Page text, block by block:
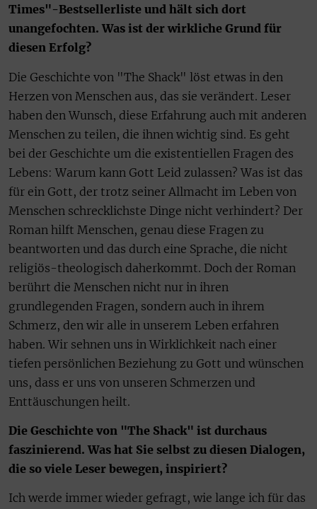
Times"-Bestsellerliste und hält sich dort
unangefochten. Was ist der wirkliche Grund für
diesen Erfolg?
Die Geschichte von "The Shack" löst etwas in den
Herzen von Menschen aus, das sie verändert. Leser
haben den Wunsch, diese Erfahrung auch mit anderen
Menschen zu teilen, die ihnen wichtig sind. Es geht
bei der Geschichte um die existentiellen Fragen des
Lebens: Warum kann Gott Leid zulassen? Was ist das
für ein Gott, der trotz seiner Allmacht im Leben von
Menschen schrecklichste Dinge nicht verhindert? Der
Roman hilft Menschen, genau diese Fragen zu
beantworten und das durch eine Sprache, die nicht
religiös-theologisch daherkommt. Doch der Roman
berührt die Menschen nicht nur in ihren
grundlegenden Fragen, sondern auch in ihrem
Schmerz, den wir alle in unserem Leben erfahren
haben. Wir sehnen uns in Wirklichkeit nach einer
tiefen persönlichen Beziehung zu Gott und wünschen
uns, dass er uns von unseren Schmerzen und
Enttäuschungen heilt.
Die Geschichte von "The Shack" ist durchaus
faszinierend. Was hat Sie selbst zu diesen Dialogen,
die so viele Leser bewegen, inspiriert?
Ich werde immer wieder gefragt, wie lange ich für das